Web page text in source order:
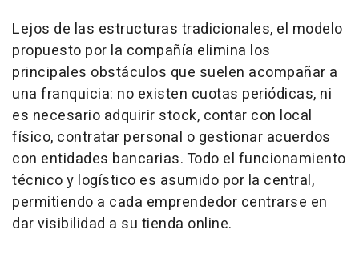
Lejos de las estructuras tradicionales, el modelo
propuesto por la compañía elimina los
principales obstáculos que suelen acompañar a
una franquicia: no existen cuotas periódicas, ni
es necesario adquirir stock, contar con local
físico, contratar personal o gestionar acuerdos
con entidades bancarias. Todo el funcionamiento
técnico y logístico es asumido por la central,
permitiendo a cada emprendedor centrarse en
dar visibilidad a su tienda online.